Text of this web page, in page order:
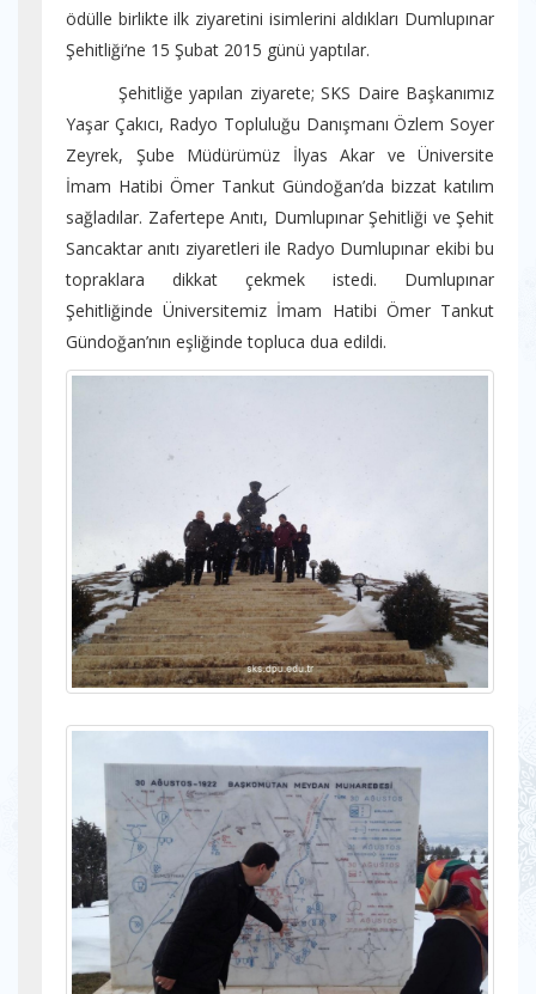
ödülle birlikte ilk ziyaretini isimlerini aldıkları Dumlupınar
Şehitliği’ne 15 Şubat 2015 günü yaptılar.
Şehitliğe yapılan ziyarete; SKS Daire Başkanımız
Yaşar Çakıcı, Radyo Topluluğu Danışmanı Özlem Soyer
Zeyrek, Şube Müdürümüz İlyas Akar ve Üniversite
İmam Hatibi Ömer Tankut Gündoğan’da bizzat katılım
sağladılar. Zafertepe Anıtı, Dumlupınar Şehitliği ve Şehit
Sancaktar anıtı ziyaretleri ile Radyo Dumlupınar ekibi bu
topraklara dikkat çekmek istedi. Dumlupınar
Şehitliğinde Üniversitemiz İmam Hatibi Ömer Tankut
Gündoğan’nın eşliğinde topluca dua edildi.